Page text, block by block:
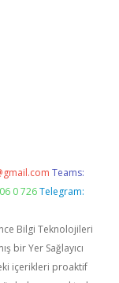
Teams:
0 726 Telegram:
Bilgi Teknolojileri
bir Yer Sağlayıcı
içerikleri proaktif